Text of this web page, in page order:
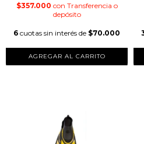
$357.000 con Transferencia o
depósito
6 cuotas sin interés de $70.000
AGREGAR AL CARRITO